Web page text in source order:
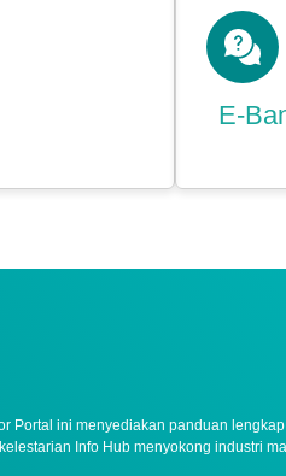
E-
ini menyediakan panduan
Info Hub menyokong industri